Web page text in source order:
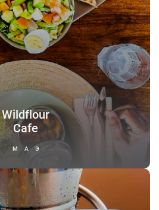
Wildflour
Cafe
МАЭ